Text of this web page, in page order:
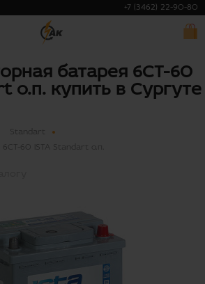
+7 (3462) 22-90-80
батарея 6СТ-60
о.п. купить в Сургуте
Standart
6СТ-60 ISTA Standart о.п.